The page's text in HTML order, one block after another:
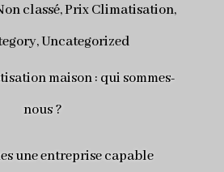
classé,Prix Climatisation,
,Uncategorized
maison : qui sommes-
nous ?
une entreprise capable